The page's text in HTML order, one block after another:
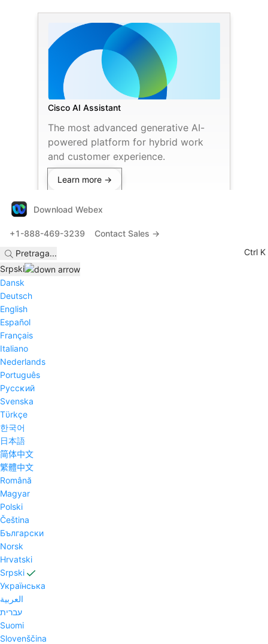
Cisco AI Assistant
The most advanced generative AI-
powered platform for hybrid work
and customer experience.
Learn more →
Download Webex
+1-888-469-3239
Contact Sales →
Pretraga...
Ctrl K
Srpski
Dansk
Deutsch
English
Español
Français
Italiano
Nederlands
Português
Pyccĸий
Svenska
Tϋrkçe
한국어
日本語
简体中文
繁體中文
Română
Magyar
Polski
Čeština
Български
Norsk
Hrvatski
Srpski
Українська
العربية
עברית
Suomi
Slovenščina